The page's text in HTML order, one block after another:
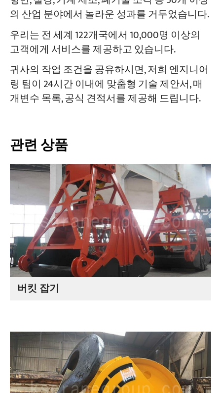
의 산업 분야에서 놀라운 성과를 거두었습니다.
우리는 전 세계 122개국에서 10,000명 이상의
고객에게 서비스를 제공하고 있습니다.
귀사의 작업 조건을 공유하시면, 저희 엔지니어
링 팀이 24시간 이내에 맞춤형 기술 제안서, 매
개변수 목록, 공식 견적서를 제공해 드립니다.
관련 상품
버킷 잡기